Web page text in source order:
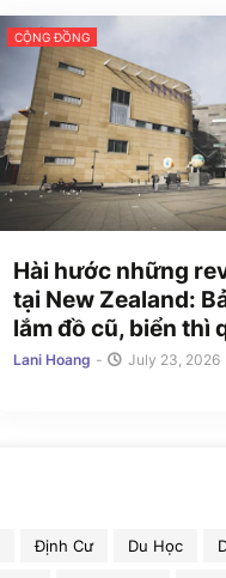
CỘNG ĐỒNG
Hài hước những
tại New Zealand:
lắm đồ cũ, biển thì
Lani Hoang - July 23, 2026
Định Cư Du Học